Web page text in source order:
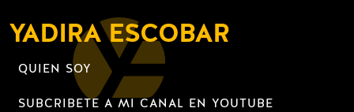
YADIRA ESCOBAR
QUIEN SOY
SUBCRIBETE A MI CANAL EN YOUTUBE